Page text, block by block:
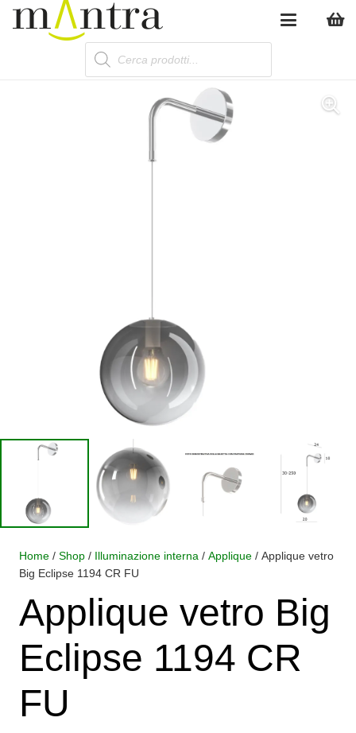
Products
search
Home / Shop / Illuminazione interna / Applique / Applique vetro
Big Eclipse 1194 CR FU
Applique vetro Big
Eclipse 1194 CR
FU